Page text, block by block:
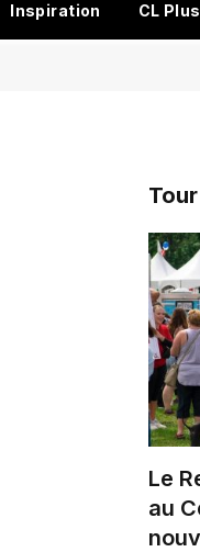
Inspiration CL Plus
Le
au